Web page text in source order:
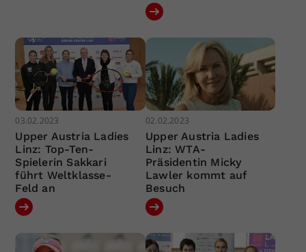
03.02.2023
Upper Austria Ladies
Linz: Top-Ten-
Spielerin Sakkari
führt Weltklasse-
Feld an
02.02.2023
Upper Austria Ladies
Linz: WTA-
Präsidentin Micky
Lawler kommt auf
Besuch